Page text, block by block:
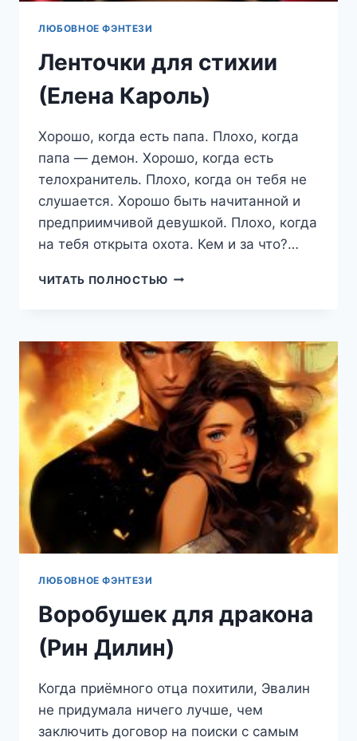
ЛЮБОВНОЕ ФЭНТЕЗИ
Ленточки для стихии
(Елена Кароль)
Хорошо, когда есть папа. Плохо, когда
папа — демон. Хорошо, когда есть
телохранитель. Плохо, когда он тебя не
слушается. Хорошо быть начитанной и
предприимчивой девушкой. Плохо, когда
на тебя открыта охота. Кем и за что?…
ЧИТАТЬ ПОЛНОСТЬЮ ЛЕНТОЧКИ
КАРОЛЬ)
ЛЮБОВНОЕ ФЭНТЕЗИ
Воробушек для дракона
(Рин Дилин)
Когда приёмного отца похитили, Эвалин
не придумала ничего лучше, чем
заключить договор на поиски с самым